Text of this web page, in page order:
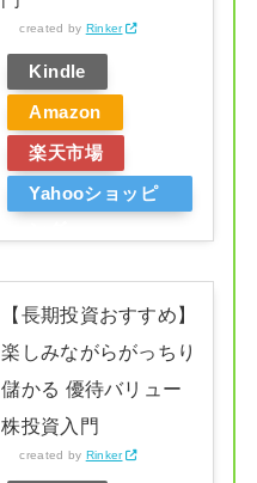
created by Rinker
Kindle
Amazon
楽天市場
Yahooショッピ
【長期投資おすすめ】
楽しみながらがっちり
儲かる 優待バリュー
株投資入門
created by Rinker